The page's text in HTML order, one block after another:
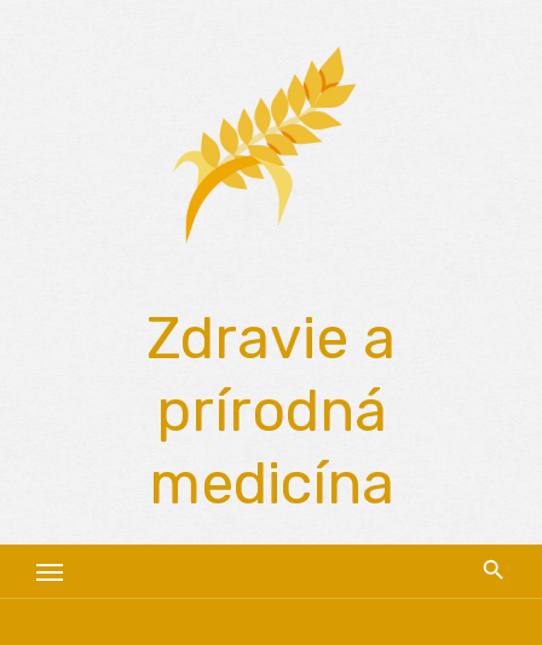
Zdravie a
prírodná
medicína